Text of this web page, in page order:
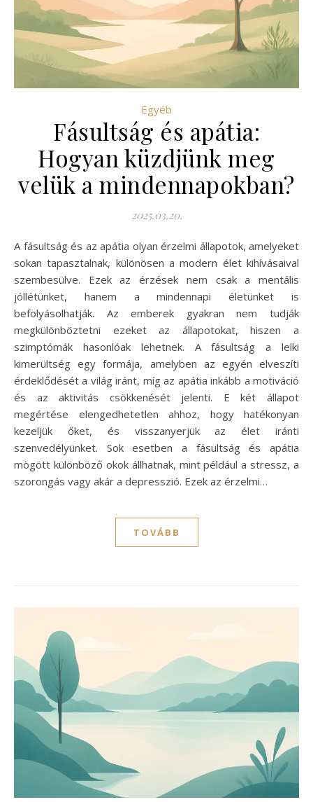
Egyéb
Fásultság és apátia:
Hogyan küzdjünk meg
velük a mindennapokban?
2025.03.20.
A fásultság és az apátia olyan érzelmi állapotok, amelyeket
sokan tapasztalnak, különösen a modern élet kihívásaival
szembesülve. Ezek az érzések nem csak a mentális
jóllétünket, hanem a mindennapi életünket is
befolyásolhatják. Az emberek gyakran nem tudják
megkülönböztetni ezeket az állapotokat, hiszen a
szimptómák hasonlóak lehetnek. A fásultság a lelki
kimerültség egy formája, amelyben az egyén elveszíti
érdeklődését a világ iránt, míg az apátia inkább a motiváció
és az aktivitás csökkenését jelenti. E két állapot
megértése elengedhetetlen ahhoz, hogy hatékonyan
kezeljük őket, és visszanyerjük az élet iránti
szenvedélyünket. Sok esetben a fásultság és apátia
mögött különböző okok állhatnak, mint például a stressz, a
szorongás vagy akár a depresszió. Ezek az érzelmi…
TOVÁBB